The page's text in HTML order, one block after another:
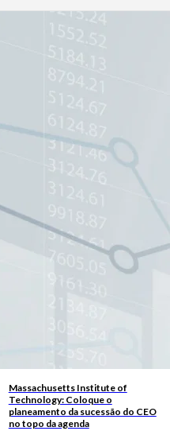
Massachusetts Institute of
Technology: Coloque o
planeamento da sucessão do CEO
no topo da agenda